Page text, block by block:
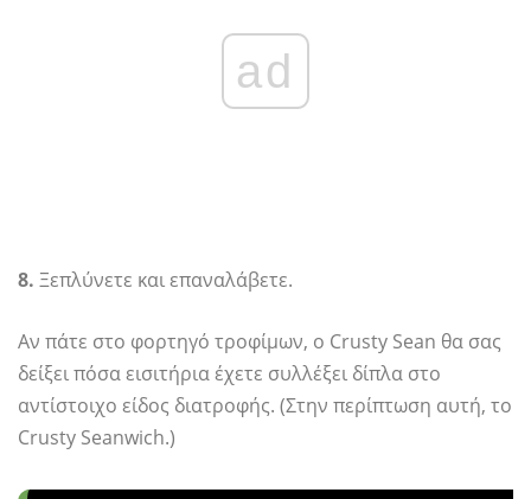
ad
8. Ξεπλύνετε και επαναλάβετε.
Αν πάτε στο φορτηγό τροφίμων, ο Crusty Sean θα σας
δείξει πόσα εισιτήρια έχετε συλλέξει δίπλα στο
αντίστοιχο είδος διατροφής. (Στην περίπτωση αυτή, το
Crusty Seanwich.)